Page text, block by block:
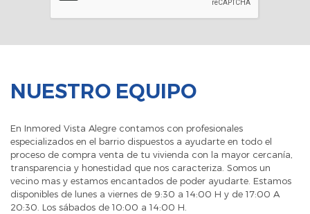
NUESTRO EQUIPO
En Inmored Vista Alegre contamos con profesionales
especializados en el barrio dispuestos a ayudarte en todo el
proceso de compra venta de tu vivienda con la mayor cercanía,
transparencia y honestidad que nos caracteriza. Somos un
vecino mas y estamos encantados de poder ayudarte. Estamos
disponibles de lunes a viernes de 9:30 a 14:00 H y de 17:00 A
20:30. Los sábados de 10:00 a 14:00 H.